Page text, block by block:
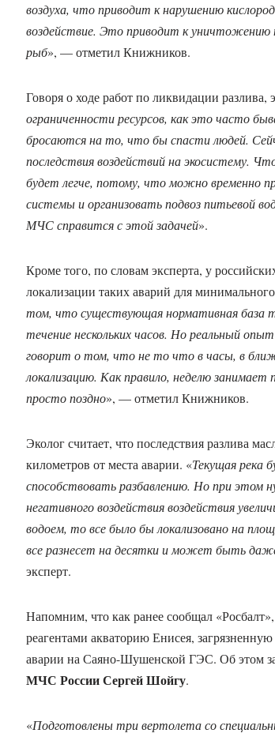
воздуха, что приводит к нарушению
воздействие. Это приводит к уничтожению
рыб», — отметил Книжников.
Говоря о ходе работ по ликвидации разлива,
ограниченности ресурсов, как это часто
бросаются на то, что бы спасти людей.
последствия воздействий на экосистему.
будет легче, потому, что можно временно
системы и организовать подвоз питьевой
МЧС справится с этой задачей».
Кроме того, по словам эксперта, у
локализации таких аварий для
том, что существующая нормативная база
течение нескольких часов. Но реальный опыт
говорит о том, что не то что в часы, в
локализацию. Как правило, неделю
просто поздно», — отметил Книжников.
Эколог считает, что последствия разлива
километров от места аварии. «Текущая река
способствовать разбавлению. Но при
негативного воздействия воздействия
водоем, то все было бы локализовано на
все разнесет на десятки и может быть
эксперт.
Напомним, что как ранее сообщал
реагентами акваторию Енисея, загрязненную
аварии на Саяно-Шушенской ГЭС. Об этом
МЧС России Сергей Шойгу.
«Подготовлены три вертолета со